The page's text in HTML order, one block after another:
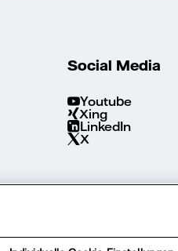
Social Media
Youtube
Xing
LinkedIn
X